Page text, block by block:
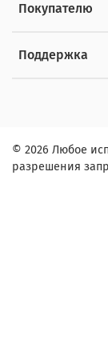
Покупателю
Поддержка
© 2026 Любое
разрешения